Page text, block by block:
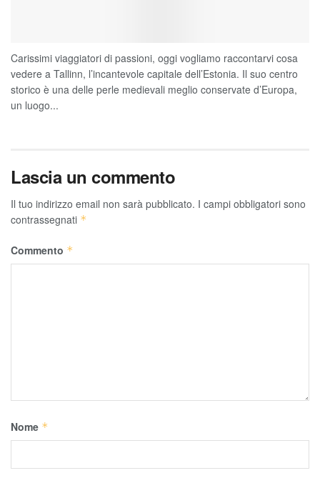
Carissimi viaggiatori di passioni, oggi vogliamo raccontarvi cosa
vedere a Tallinn, l’incantevole capitale dell’Estonia. Il suo centro
storico è una delle perle medievali meglio conservate d’Europa,
un luogo...
Lascia un commento
Il tuo indirizzo email non sarà pubblicato. I campi obbligatori sono
contrassegnati *
Commento *
Nome *